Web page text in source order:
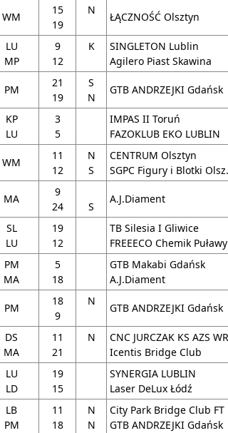
WM
15
19
N
ŁĄCZNOŚĆ Olsztyn
LU
MP
9
12
K
SINGLETON Lublin
Agilero Piast Skawina
PM
21
19
S
N
GTB ANDRZEJKI Gdańsk
KP
LU
3
5
IMPAS II Toruń
FAZOKLUB EKO LUBLIN
WM
11
12
N
S
CENTRUM Olsztyn
SGPC Figury i Blotki Olsztyn
MA
9
24
S
A.J.Diament
SL
LU
19
12
TB Silesia I Gliwice
FREEECO Chemik Puławy
PM
MA
5
18
GTB Makabi Gdańsk
A.J.Diament
PM
18
9
N
GTB ANDRZEJKI Gdańsk
DS
MA
11
21
N
Icentis Bridge Club
LU
LD
19
15
SYNERGIA LUBLIN
Laser DeLux Łódź
LB
PM
11
18
N
N
City Park Bridge Club FT
GTB ANDRZEJKI Gdańsk